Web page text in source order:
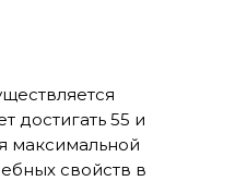
достигать 55 и
максимальной
свойств в